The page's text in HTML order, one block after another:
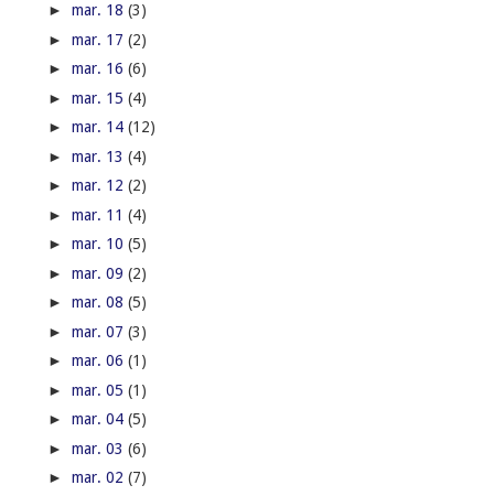
► mar. 18 (3)
► mar. 17 (2)
► mar. 16 (6)
► mar. 15 (4)
► mar. 14 (12)
► mar. 13 (4)
► mar. 12 (2)
► mar. 11 (4)
► mar. 10 (5)
► mar. 09 (2)
► mar. 08 (5)
► mar. 07 (3)
► mar. 06 (1)
► mar. 05 (1)
► mar. 04 (5)
► mar. 03 (6)
► mar. 02 (7)